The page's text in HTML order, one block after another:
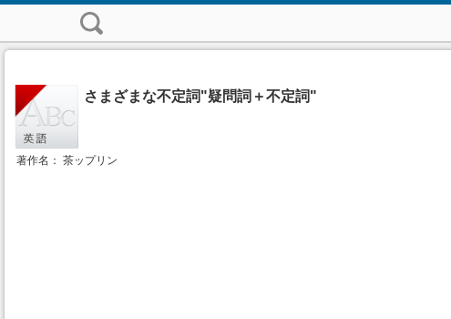
さまざまな不定詞"疑問詞＋不定詞"
著作名： 茶ップリン